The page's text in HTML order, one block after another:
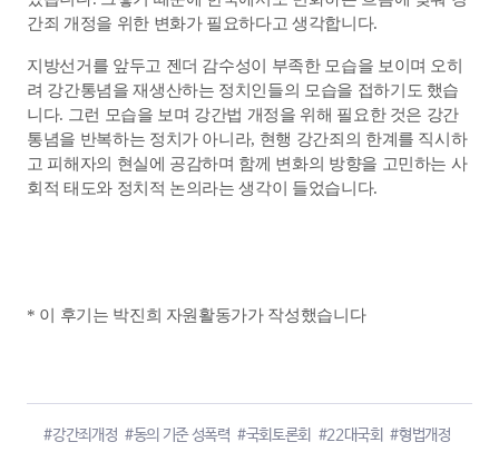
간죄 개정을 위한 변화가 필요하다고 생각합니다.
지방선거를 앞두고 젠더 감수성이 부족한 모습을 보이며 오히
려 강간통념을 재생산하는 정치인들의 모습을 접하기도 했습
니다. 그런 모습을 보며 강간법 개정을 위해 필요한 것은 강간
통념을 반복하는 정치가 아니라, 현행 강간죄의 한계를 직시하
고 피해자의 현실에 공감하며 함께 변화의 방향을 고민하는 사
회적 태도와 정치적 논의라는 생각이 들었습니다.
* 이 후기는 박진희 자원활동가가 작성했습니다
#강간죄개정 #동의 기준 성폭력 #국회토론회 #22대국회 #형법개정